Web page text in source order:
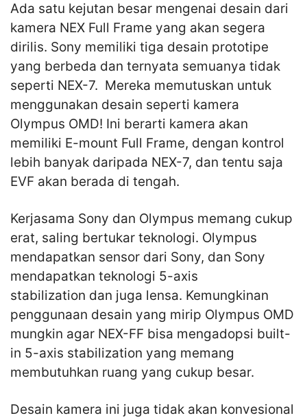
Ada satu kejutan besar mengenai desain dari
kamera NEX Full Frame yang akan segera
dirilis. Sony memiliki tiga desain prototipe
yang berbeda dan ternyata semuanya tidak
seperti NEX-7. Mereka memutuskan untuk
menggunakan desain seperti kamera
Olympus OMD! Ini berarti kamera akan
memiliki E-mount Full Frame, dengan kontrol
lebih banyak daripada NEX-7, dan tentu saja
EVF akan berada di tengah.
Kerjasama Sony dan Olympus memang cukup
erat, saling bertukar teknologi. Olympus
mendapatkan sensor dari Sony, dan Sony
mendapatkan teknologi 5-axis
stabilization dan juga lensa. Kemungkinan
penggunaan desain yang mirip Olympus OMD
mungkin agar NEX-FF bisa mengadopsi built-
in 5-axis stabilization yang memang
membutuhkan ruang yang cukup besar.
Desain kamera ini juga tidak akan konvesional